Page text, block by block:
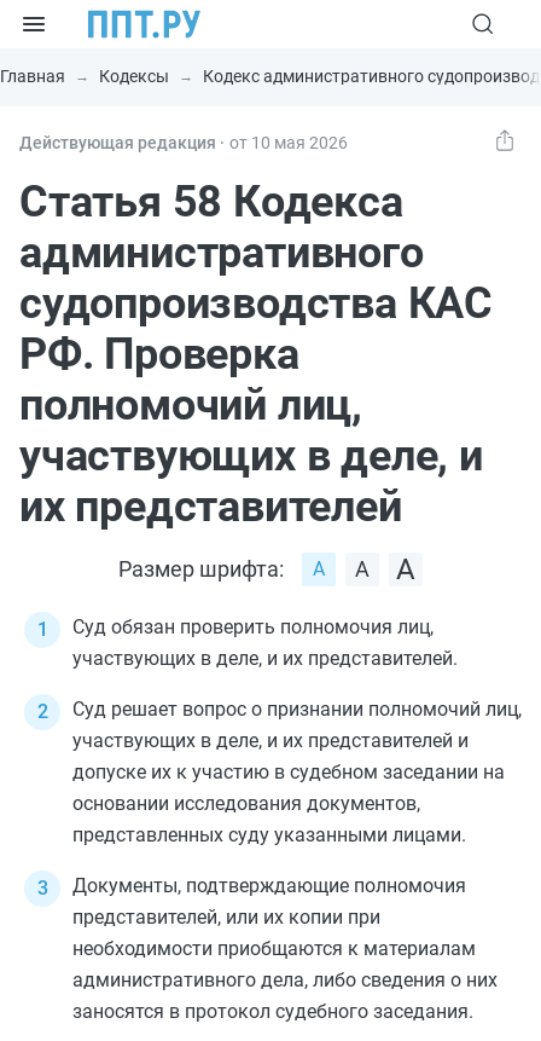
Главная Кодексы Кодекс административного
Действующая редакция ⸱ от 10 мая 2026
Статья 58 Кодекса
административного
судопроизводства КАС
РФ. Проверка
полномочий лиц,
участвующих в деле, и
их представителей
Размер шрифта:
Суд обязан проверить полномочия лиц,
участвующих в деле, и их представителей.
Суд решает вопрос о признании полномочий лиц,
участвующих в деле, и их представителей и
допуске их к участию в судебном заседании на
основании исследования документов,
представленных суду указанными лицами.
Документы, подтверждающие полномочия
представителей, или их копии при
необходимости приобщаются к материалам
административного дела, либо сведения о них
заносятся в протокол судебного заседания.